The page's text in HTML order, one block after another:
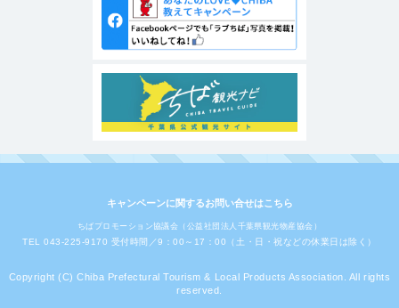
キャンペーンに関するお問い合せはこちら
ちばプロモーション協議会（公益社団法人千葉県観光物産協会）
TEL 043-225-9170 受付時間／9：00～17：00（土・日・祝などの休業日は除く）
Copyright (C) Chiba Prefectural Tourism & Local Products Association. All rights
reserved.